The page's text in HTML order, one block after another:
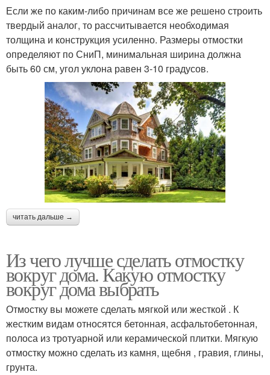
Если же по каким-либо причинам все же решено строить
твердый аналог, то рассчитывается необходимая
толщина и конструкция усиленно. Размеры отмостки
определяют по СниП, минимальная ширина должна
быть 60 см, угол уклона равен 3-10 градусов.
читать дальше →
Из чего лучше сделать отмостку
вокруг дома. Какую отмостку
вокруг дома выбрать
Отмостку вы можете сделать мягкой или жесткой . К
жестким видам относятся бетонная, асфальтобетонная,
полоса из тротуарной или керамической плитки. Мягкую
отмостку можно сделать из камня, щебня , гравия, глины,
грунта.